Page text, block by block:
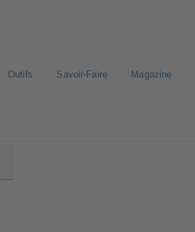
Outils Savoir-Faire Magazine